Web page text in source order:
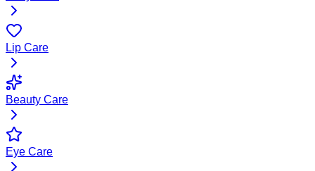
Lip Care
Beauty Care
Eye Care